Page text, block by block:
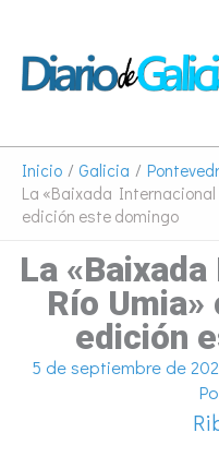
contenido
Inicio Galicia
La «Baixada Internacional
edición este domingo
La
Río Umia»
edición
5 de septiembre de